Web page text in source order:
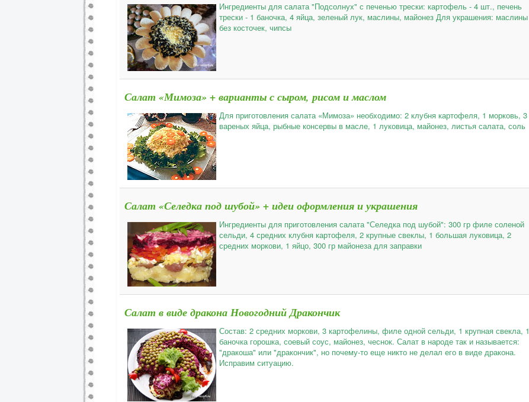
Ингредиенты для салата "Подсолнух" с печенью трески: картофель - 4 шт., печень
трески - 1 баночка, 4 яйца, зеленый лук, маслины, майонез Для украшения: маслины
без косточек, чипсы
Салат «Мимоза» + варианты с сыром, рисом и маслом
Для приготовления салата «Мимоза» необходимо: 2 клубня картофеля, 1 морковь, 3
вареных яйца, рыбные консервы в масле, 1 луковица, майонез, листья салата, соль
Салат «Селедка под шубой» + идеи оформления и украшения
Ингредиенты для приготовления салата "Селедка под шубой": 300 гр филе соленой
сельди, 4 средних клубня картофеля, 2 крупные свеклы, 1 большая луковица, 2
средних моркови, 1 яйцо, 300 гр майонеза для заправки
Салат в виде дракона Новогодний Дракончик
Состав: 2 средних моркови, 3 картофелины, филе одной сельди, 1 крупная свекла, 1
баночка горошка, соевый соус, майонез, чеснок. Салат в народе так и называется:
"дракоша" или "дракончик", но почему-то еще никто не делал его в виде дракона.
Исправим ситуацию.